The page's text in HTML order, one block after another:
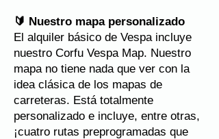
🔰 Nuestro mapa personalizado
El alquiler básico de Vespa incluye
nuestro Corfu Vespa Map. Nuestro
mapa no tiene nada que ver con la
idea clásica de los mapas de
carreteras. Está totalmente
personalizado e incluye, entre otras,
¡cuatro rutas preprogramadas que